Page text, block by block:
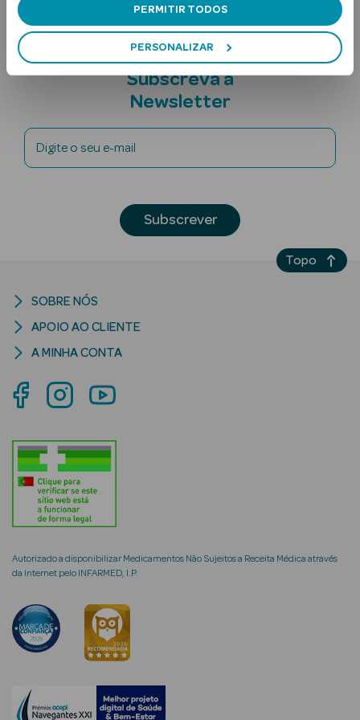
PERMITIR TODOS
PERSONALIZAR
Ver Tudo
Solares
Solares Bebé e
Criança
Rosto e
Ver Tudo
Cosmética
Hidratantes
Séruns Faciais
Creme de Olhos
envelhecimento
Subscreva a
Newsletter
Digite o seu e-mail
Subscrever
Autorizado a disponibilizar Medicamentos Não Sujeitos a Receita Médica através
da Internet pelo INFARMED, I.P.
SOBRE NÓS
APOIO AO CLIENTE
A MINHA CONTA
Topo